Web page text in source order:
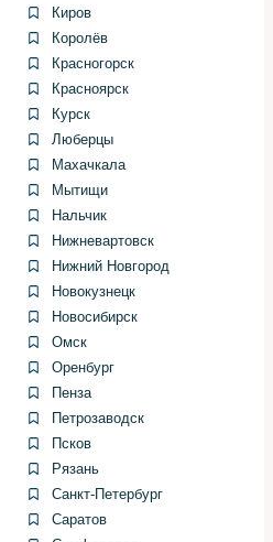
на новый насос.
проверьте комплектность,
насоса, убедитесь в отсутствии
насос, затяните
указанному в
автомобиля. Соблюдение
для избегания
и ремня: установите новые
и натяните ремень по
свежую жидкость,
руль из упора в
двигателе на минимальных
до исчезновения пузырей.
драйв: осмотрите
выполните короткий
Киров
Королёв
Красногорск
Красноярск
Курск
Люберцы
Махачкала
Мытищи
Нальчик
Нижневартовск
Нижний Новгород
Новокузнецк
Новосибирск
Омск
Оренбург
Пенза
Петрозаводск
Псков
Рязань
Санкт-Петербург
Саратов